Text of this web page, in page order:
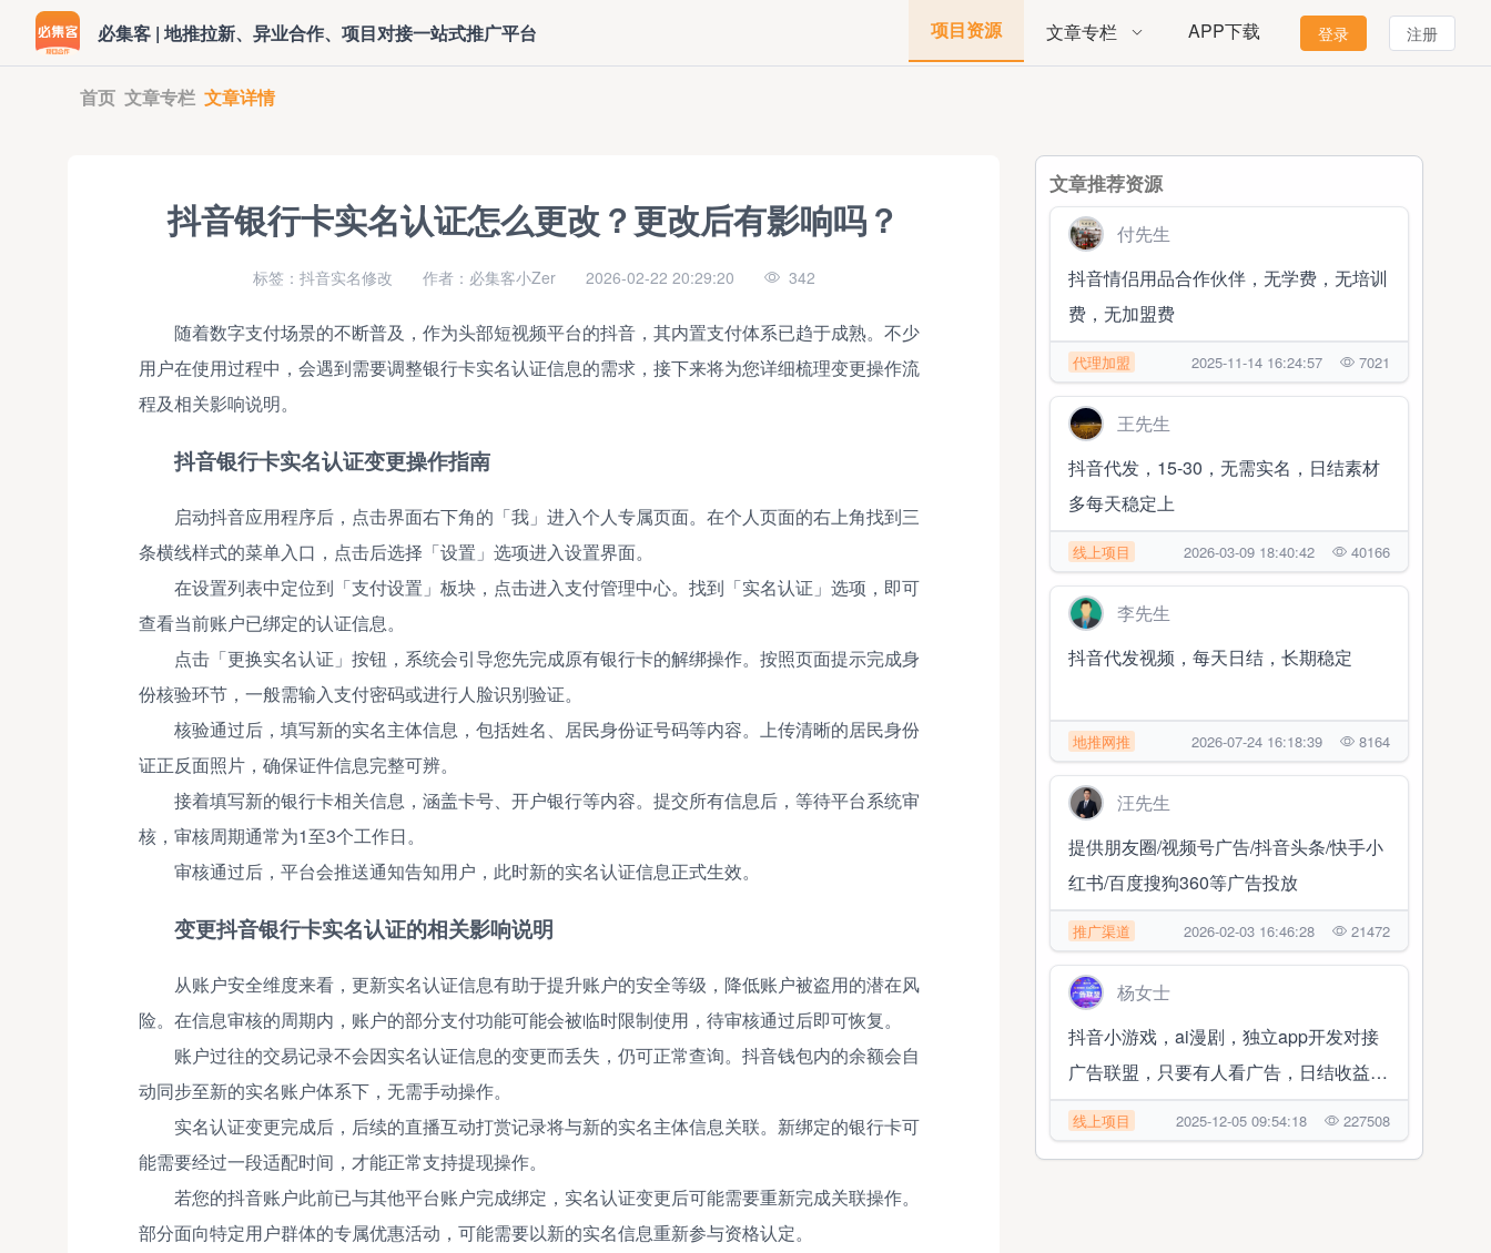
必集客 | 地推拉新、异业合作、项目对接一站式推广平台 项目资源 文章专栏 APP下载 登录 注册
首页 文章专栏 文章详情
抖音银行卡实名认证怎么更改？更改后有影响吗？
标签：抖音实名修改 作者：必集客小Zer 2026-02-22 20:29:20 342
随着数字支付场景的不断普及，作为头部短视频平台的抖音，其内置支付体系已趋于成熟。不少
用户在使用过程中，会遇到需要调整银行卡实名认证信息的需求，接下来将为您详细梳理变更操作流
程及相关影响说明。
抖音银行卡实名认证变更操作指南
启动抖音应用程序后，点击界面右下角的「我」进入个人专属页面。在个人页面的右上角找到三
条横线样式的菜单入口，点击后选择「设置」选项进入设置界面。
在设置列表中定位到「支付设置」板块，点击进入支付管理中心。找到「实名认证」选项，即可
查看当前账户已绑定的认证信息。
点击「更换实名认证」按钮，系统会引导您先完成原有银行卡的解绑操作。按照页面提示完成身
份核验环节，一般需输入支付密码或进行人脸识别验证。
核验通过后，填写新的实名主体信息，包括姓名、居民身份证号码等内容。上传清晰的居民身份
证正反面照片，确保证件信息完整可辨。
接着填写新的银行卡相关信息，涵盖卡号、开户银行等内容。提交所有信息后，等待平台系统审
核，审核周期通常为1至3个工作日。
审核通过后，平台会推送通知告知用户，此时新的实名认证信息正式生效。
变更抖音银行卡实名认证的相关影响说明
从账户安全维度来看，更新实名认证信息有助于提升账户的安全等级，降低账户被盗用的潜在风
险。在信息审核的周期内，账户的部分支付功能可能会被临时限制使用，待审核通过后即可恢复。
账户过往的交易记录不会因实名认证信息的变更而丢失，仍可正常查询。抖音钱包内的余额会自
动同步至新的实名账户体系下，无需手动操作。
实名认证变更完成后，后续的直播互动打赏记录将与新的实名主体信息关联。新绑定的银行卡可
能需要经过一段适配时间，才能正常支持提现操作。
若您的抖音账户此前已与其他平台账户完成绑定，实名认证变更后可能需要重新完成关联操作。
部分面向特定用户群体的专属优惠活动，可能需要以新的实名信息重新参与资格认定。
文章推荐资源
付先生
抖音情侣用品合作伙伴，无学费，无培训
费，无加盟费
代理加盟 2025-11-14 16:24:57 7021
王先生
抖音代发，15-30，无需实名，日结素材
多每天稳定上
线上项目 2026-03-09 18:40:42 40166
李先生
抖音代发视频，每天日结，长期稳定
地推网推 2026-07-24 16:18:39 8164
汪先生
提供朋友圈/视频号广告/抖音头条/快手小
红书/百度搜狗360等广告投放
推广渠道 2026-02-03 16:46:28 21472
杨女士
抖音小游戏，ai漫剧，独立app开发对接
广告联盟，只要有人看广告，日结收益
1000➕
线上项目 2025-12-05 09:54:18 227508